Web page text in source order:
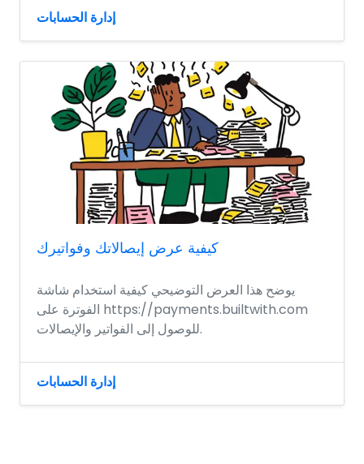
إدارة الحسابات
كيفية عرض إيصالاتك وفواتيرك
يوضح هذا العرض التوضيحي كيفية استخدام شاشة
الفوترة على https://payments.builtwith.com
للوصول إلى الفواتير والإيصالات.
إدارة الحسابات